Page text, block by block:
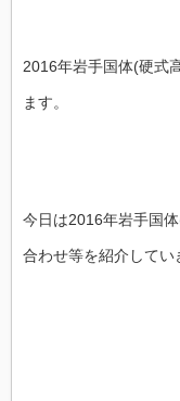
2016年岩手国体(硬式
ます。
今日は2016年岩手国
合わせ等を紹介してい